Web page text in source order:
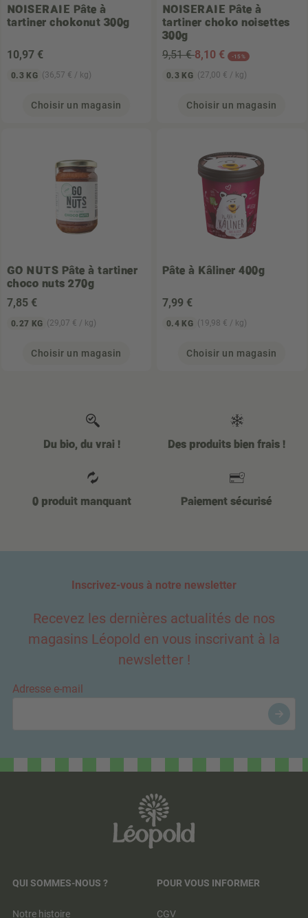
NOISERAIE Pâte à
tartiner chokonut 300g
10,97 €
0.3 KG (36,57 € / kg)
Choisir un magasin
NOISERAIE Pâte à
tartiner choko noisettes
300g
9,51 €8,10 € -15%
0.3 KG (27,00 € / kg)
Choisir un magasin
GO NUTS Pâte à tartiner
choco nuts 270g
7,85 €
0.27 KG (29,07 € / kg)
Choisir un magasin
Pâte à Kâliner 400g
7,99 €
0.4 KG (19,98 € / kg)
Choisir un magasin
Du bio, du vrai ! Des produits bien frais !
0 produit manquant Paiement sécurisé
Inscrivez-vous à notre newsletter
Recevez les dernières actualités de nos
magasins Léopold en vous inscrivant à la
newsletter !
Adresse e-mail
QUI SOMMES-NOUS ?
Notre histoire
POUR VOUS INFORMER
CGV